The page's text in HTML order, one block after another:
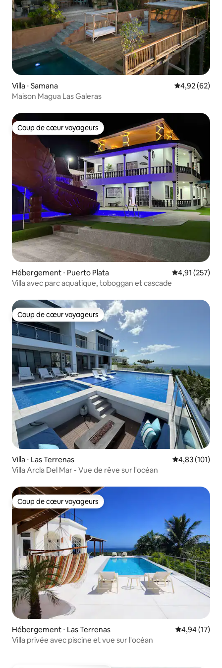
Villa ⋅ Samana Évaluation
4,92 (62)
Maison Magua Las Galeras
Coup de cœur voyageurs
Coup de cœur voyageurs
Hébergement ⋅ Puerto Plata Évaluation
4,91 (257)
Villa avec parc aquatique, toboggan et cascade
Coup de cœur voyageurs
Coup de cœur voyageurs
Villa ⋅ Las Terrenas Évaluation
4,83 (101)
Villa Arcla Del Mar - Vue de rêve sur l'océan
Coup de cœur voyageurs
Coup de cœur voyageurs
Hébergement ⋅ Las Terrenas Évaluation
4,94 (17)
Villa privée avec piscine et vue sur l'océan